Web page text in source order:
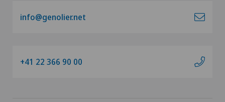
info@genolier.net
+41 22 366 90 00